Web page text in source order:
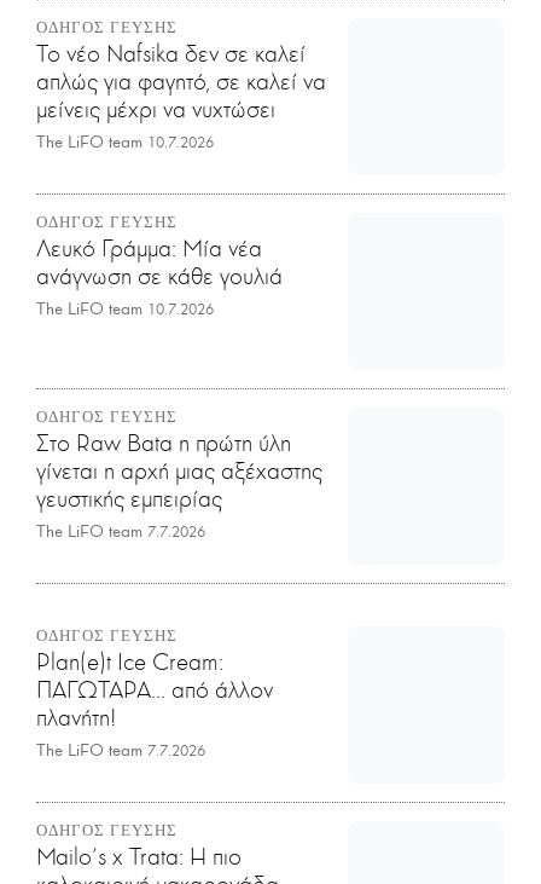
ΟΔΗΓΟΣ ΓΕΥΣΗΣ
Το νέο Nafsika δεν σε καλεί
απλώς για φαγητό, σε καλεί να
μείνεις μέχρι να νυχτώσει
The LiFO team 10.7.2026
ΟΔΗΓΟΣ ΓΕΥΣΗΣ
Λευκό Γράμμα: Μία νέα
ανάγνωση σε κάθε γουλιά
The LiFO team 10.7.2026
ΟΔΗΓΟΣ ΓΕΥΣΗΣ
Στο Raw Bata η πρώτη ύλη
γίνεται η αρχή μιας αξέχαστης
γευστικής εμπειρίας
The LiFO team 7.7.2026
ΟΔΗΓΟΣ ΓΕΥΣΗΣ
Plan(e)t Ice Cream:
ΠΑΓΩΤΑΡΑ... από άλλον
πλανήτη!
The LiFO team 7.7.2026
ΟΔΗΓΟΣ ΓΕΥΣΗΣ
Mailo’s x Trata: Η πιο